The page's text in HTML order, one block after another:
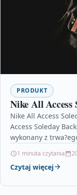
PRODUKT
Nike All Access
Nike All Access
Access Soleday
wykonany z
1 minuta czytania
Czytaj więcej